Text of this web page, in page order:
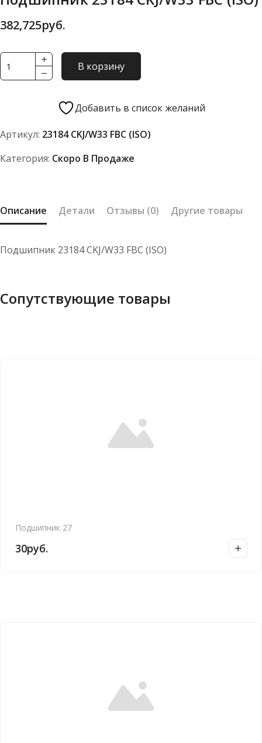
382,725руб.
Количество
товара
FBC
В корзину
Добавить в список желаний
Артикул: 23184 CKJ/W33 FBC (ISO)
Категория: Скоро В Продаже
Описание Детали Отзывы (0) Другие товары
Подшипник 23184 CKJ/W33 FBC (ISO)
Сопутствующие товары
Подшипник 27
30руб.